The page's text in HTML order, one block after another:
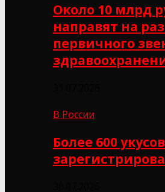
Около 10 млрд
направят на
первичного
В России
Более 600